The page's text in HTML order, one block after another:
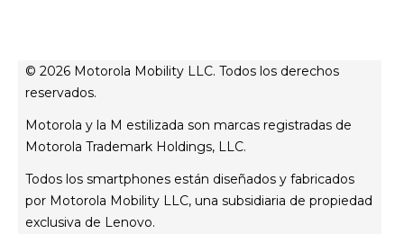
Controladores
Contáctanos
servicio técnico
Estatus de tu reparación
© 2026 Motorola Mobility LLC. Todos los derechos
reservados.
Motorola y la M estilizada son marcas registradas de
Motorola Trademark Holdings, LLC.
Todos los smartphones están diseñados y fabricados
por Motorola Mobility LLC, una subsidiaria de propiedad
exclusiva de Lenovo.